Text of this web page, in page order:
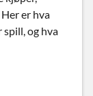
er hva
og hva